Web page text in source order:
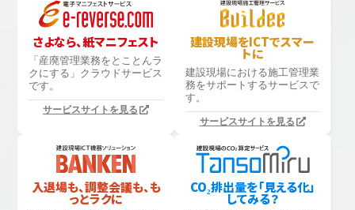
さよなら、紙マニフェスト
「産廃管理業務をとことんラ
クにする」 クラウドサービス
です。
サービスサイトを見る
建設現場をICTでスマー
トに
建設現場における施工管理業
務をサポートするサービスで
す。
サービスサイトを見る
入退場も、調整会議も、も
っとラクに
CO₂排出量を「見える化」
してみる？